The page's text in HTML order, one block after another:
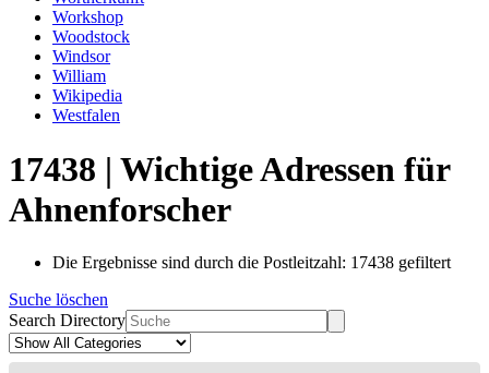
Workshop
Woodstock
Windsor
William
Wikipedia
Westfalen
17438 | Wichtige Adressen für
Ahnenforscher
Die Ergebnisse sind durch die Postleitzahl: 17438 gefiltert
Suche löschen
Search Directory